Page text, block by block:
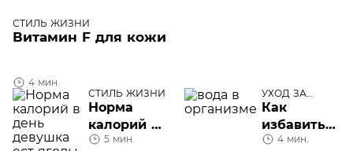
СТИЛЬ ЖИЗНИ
Витамин F для кожи
4 мин.
СТИЛЬ ЖИЗНИ
Норма
калорий в
день:
5 мин.
УХОД ЗА
ТЕЛОМ
Как
избавиться
от лишней
4 мин.